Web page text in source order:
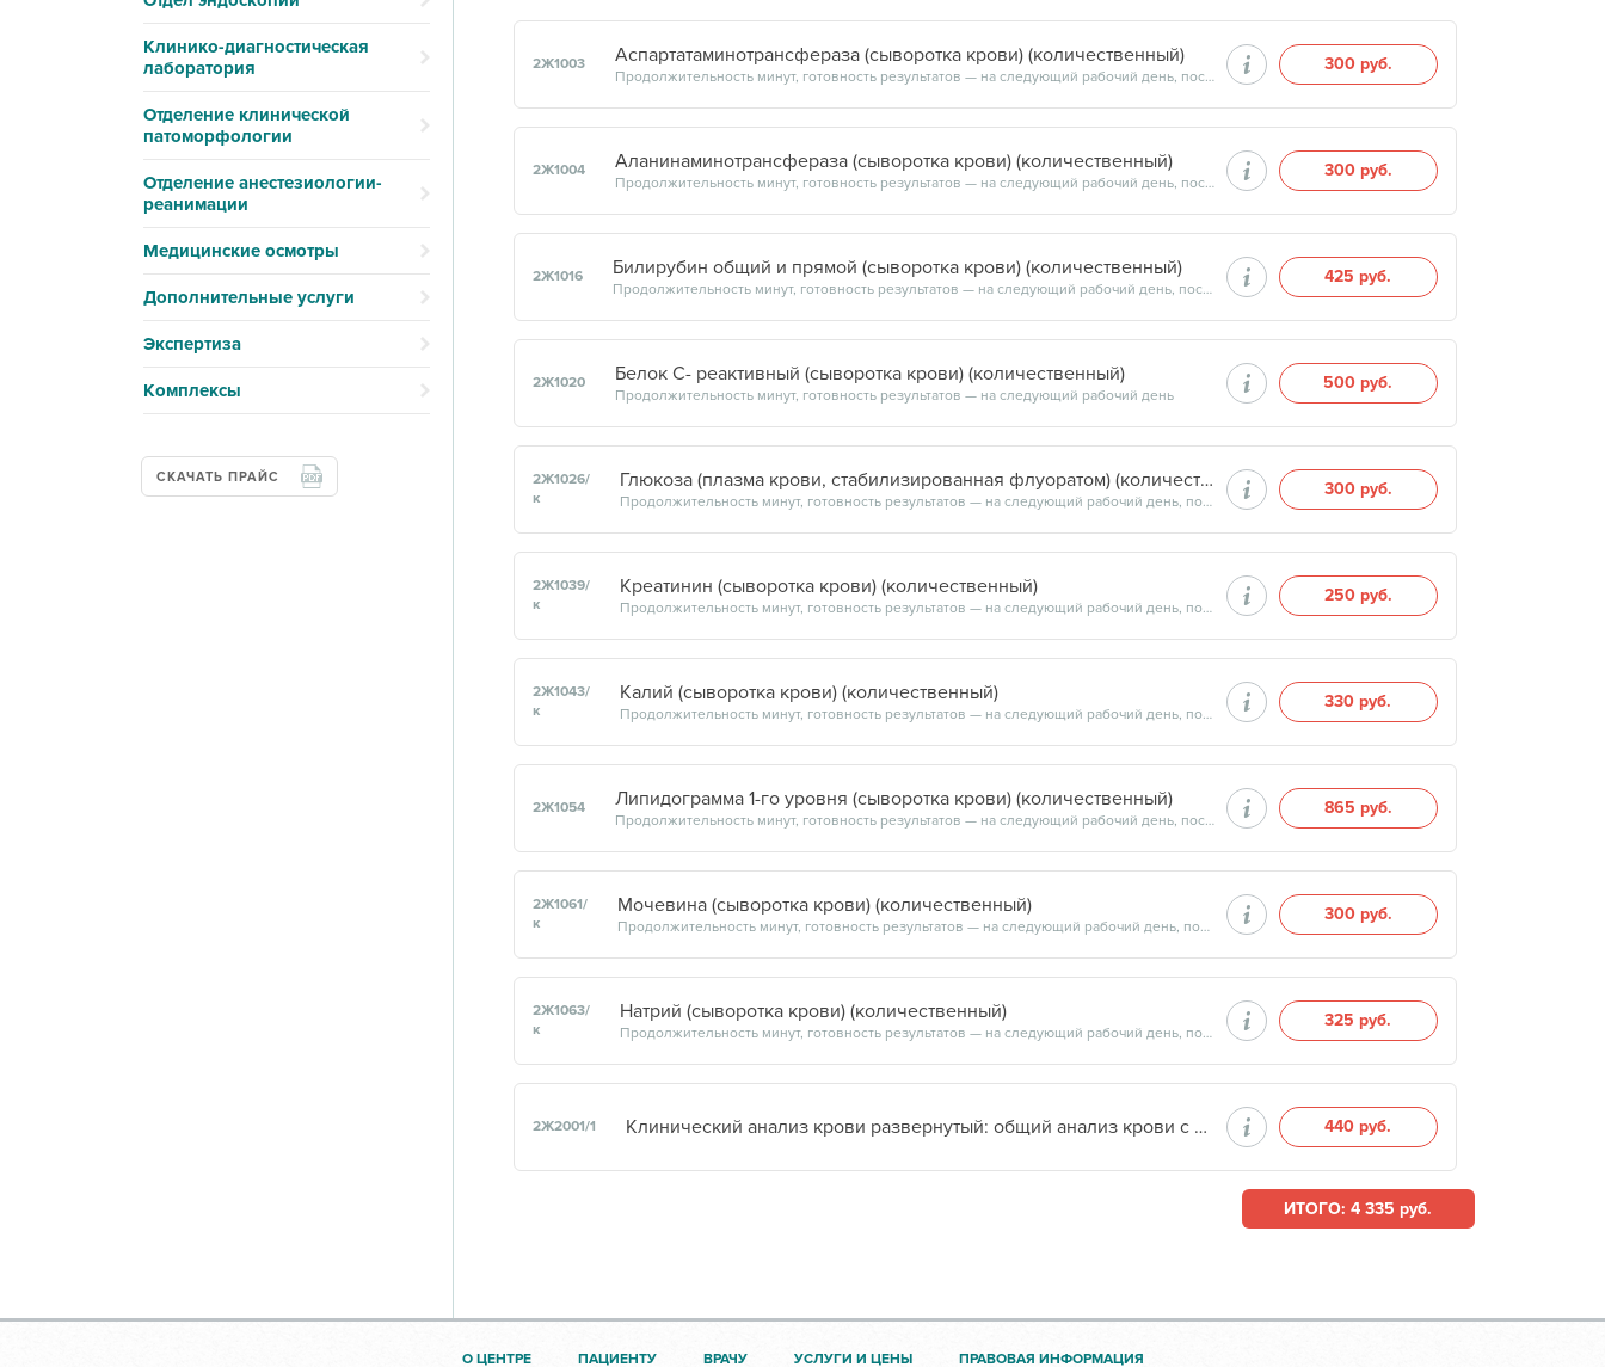
Клинико-диагностическая
лаборатория
Отделение клинической
патоморфологии
Отделение анестезиологии-
реанимации
Медицинские осмотры
Дополнительные услуги
Экспертиза
Комплексы
СКАЧАТЬ ПРАЙС
2Ж1003 Аспартатаминотрансфераза (сыворотка крови) (количественный)
Продолжительность минут, готовность результатов — на следующий рабочий день, после 15:00
300 руб.
2Ж1004 Аланинаминотрансфераза (сыворотка крови) (количественный)
Продолжительность минут, готовность результатов — на следующий рабочий день, после 15:00
300 руб.
2Ж1016 Билирубин общий и прямой (сыворотка крови) (количественный)
Продолжительность минут, готовность результатов — на следующий рабочий день, после 15:00
425 руб.
2Ж1020 Белок С- реактивный (сыворотка крови) (количественный)
Продолжительность минут, готовность результатов — на следующий рабочий день
500 руб.
2Ж1026/
к
Глюкоза (плазма крови, стабилизированная флуоратом) (количественный)
Продолжительность минут, готовность результатов — на следующий рабочий день, после 15:00
300 руб.
2Ж1039/
к
Креатинин (сыворотка крови) (количественный)
Продолжительность минут, готовность результатов — на следующий рабочий день, после 15:00
250 руб.
2Ж1043/
к
Калий (сыворотка крови) (количественный)
Продолжительность минут, готовность результатов — на следующий рабочий день, после 15:00
330 руб.
2Ж1054 Липидограмма 1-го уровня (сыворотка крови) (количественный)
Продолжительность минут, готовность результатов — на следующий рабочий день, после 15:00
865 руб.
2Ж1061/
к
Мочевина (сыворотка крови) (количественный)
Продолжительность минут, готовность результатов — на следующий рабочий день, после 15:00
300 руб.
2Ж1063/
к
Натрий (сыворотка крови) (количественный)
Продолжительность минут, готовность результатов — на следующий рабочий день, после 15:00
325 руб.
2Ж2001/1 Клинический анализ крови развернутый: общий анализ крови с лейкоцитарной формулой (без определения СОЭ) (кровь с ЭДТА)(количественный) 440 руб.
ИТОГО: 4 335 руб.
О ЦЕНТРЕ ПАЦИЕНТУ ВРАЧУ УСЛУГИ И ЦЕНЫ ПРАВОВАЯ ИНФОРМАЦИЯ